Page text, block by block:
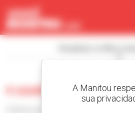
0 usado empilhador
Painel de Gerenciamento de Cookies
A Manitou
sua